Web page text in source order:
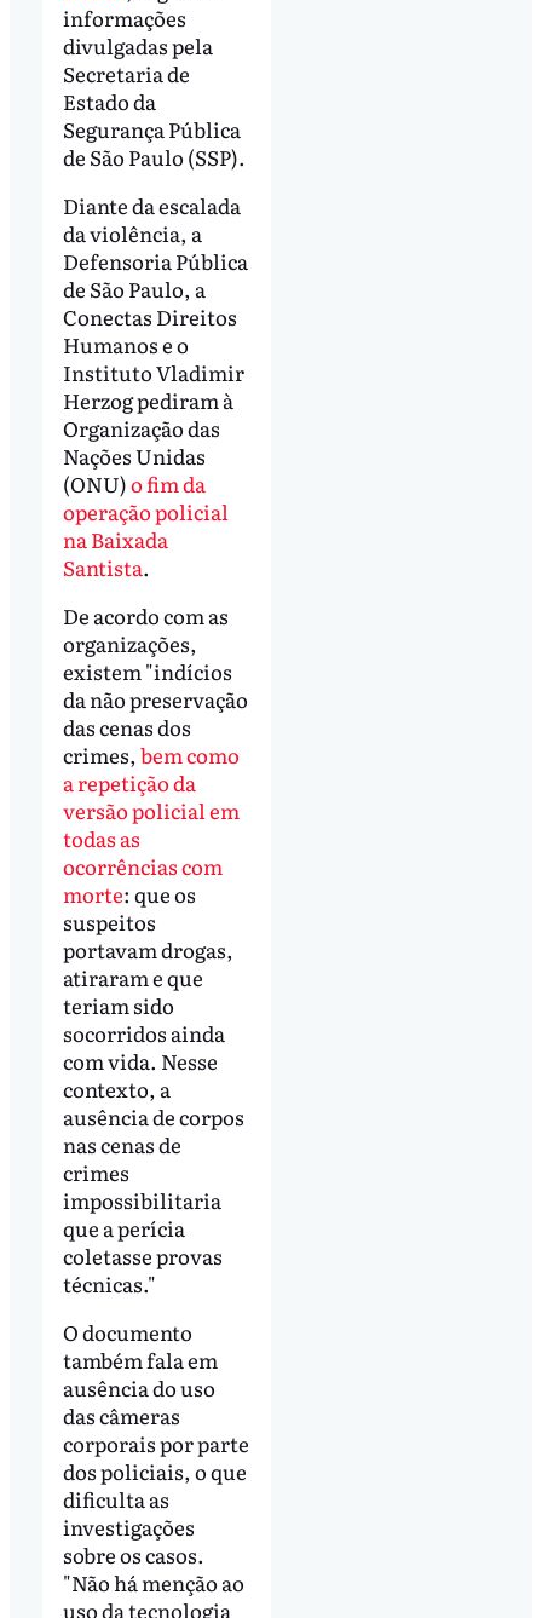
informações
divulgadas pela
Secretaria de
Estado da
Segurança Pública
de São Paulo (SSP).
Diante da escalada
da violência, a
Defensoria Pública
de São Paulo, a
Conectas Direitos
Humanos e o
Instituto Vladimir
Herzog pediram à
Organização das
Nações Unidas
(ONU)o fim da
operação policial
na Baixada
Santista.
De acordo com as
organizações,
existem "indícios
da não preservação
das cenas dos
crimes, bem como
a repetição da
versão policial em
todas as
ocorrências com
morte: que os
suspeitos
portavam drogas,
atiraram e que
teriam sido
socorridos ainda
com vida. Nesse
contexto, a
ausência de corpos
nas cenas de
crimes
impossibilitaria
que a perícia
coletasse provas
técnicas."
O documento
também fala em
ausência do uso
das câmeras
corporais por parte
dos policiais, o que
dificulta as
investigações
sobre os casos.
"Não há menção ao
uso da tecnologia